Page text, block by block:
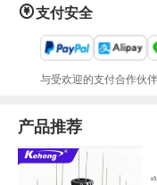
支付安全
与受欢迎的支付合作伙
产品推荐